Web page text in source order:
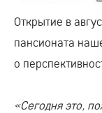
Открытие в
пансионата
о
«Сегодня это,